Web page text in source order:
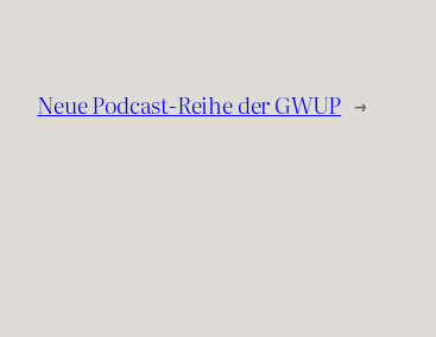
Neue Podcast-Reihe der GWUP →